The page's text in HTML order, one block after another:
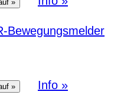
Bewegungsmelder
Info »